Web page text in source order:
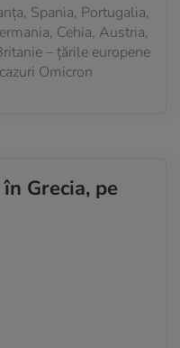
Spania, Portugalia,
Cehia, Austria,
– țările europene
Omicron
Grecia, pe